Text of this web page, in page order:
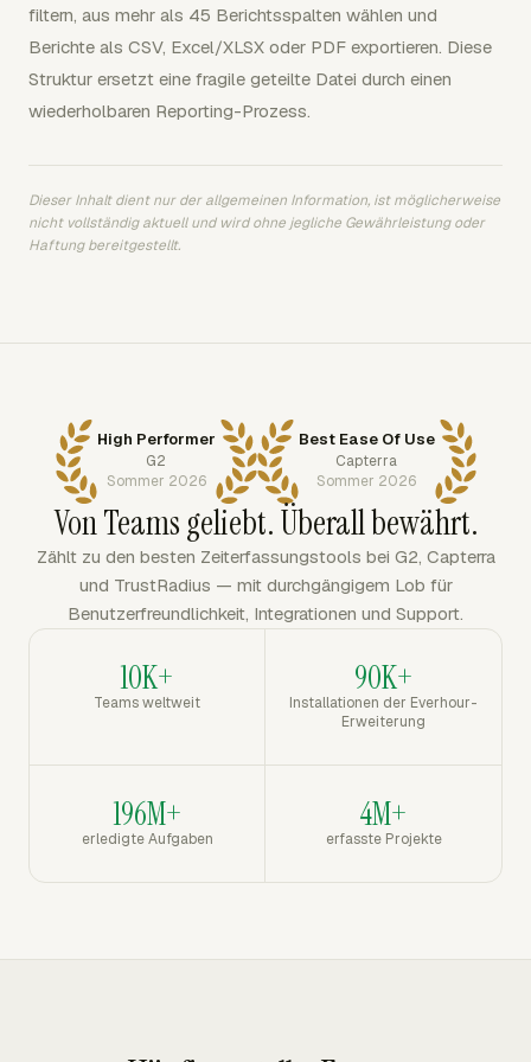
filtern, aus mehr als 45 Berichtsspalten wählen und
Berichte als CSV, Excel/XLSX oder PDF exportieren. Diese
Struktur ersetzt eine fragile geteilte Datei durch einen
wiederholbaren Reporting-Prozess.
Dieser Inhalt dient nur der allgemeinen Information, ist möglicherweise
nicht vollständig aktuell und wird ohne jegliche Gewährleistung oder
Haftung bereitgestellt.
High Performer
G2
Sommer 2026
Best Ease Of Use
Capterra
Sommer 2026
Von Teams geliebt. Überall bewährt.
Zählt zu den besten Zeiterfassungstools bei G2, Capterra
und TrustRadius — mit durchgängigem Lob für
Benutzerfreundlichkeit, Integrationen und Support.
10K+
Teams weltweit
90K+
Installationen der Everhour-
Erweiterung
196M+
erledigte Aufgaben
4M+
erfasste Projekte